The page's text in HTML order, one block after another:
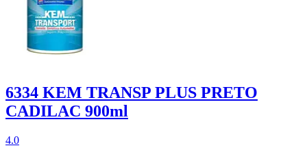
6334 KEM TRANSP PLUS PRETO
CADILAC 900ml
4.0